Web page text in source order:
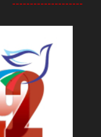
--------------------